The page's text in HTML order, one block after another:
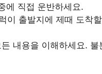
에 직접 운반하세요.
출발지에 제때 도착
내용을 이해하세요. 불